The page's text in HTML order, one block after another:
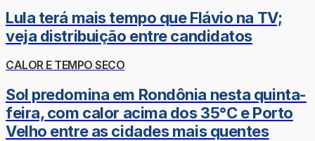
Lula terá mais tempo que Flávio na TV;
veja distribuição entre candidatos
CALOR E TEMPO SECO
Sol predomina em Rondônia nesta quinta-
feira, com calor acima dos 35°C e Porto
Velho entre as cidades mais quentes